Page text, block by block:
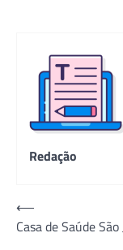
Redação
Navegação
de
⟵
Casa de Saúde